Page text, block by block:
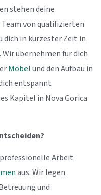
stehen deine
von qualifizierten
dich in kürzester Zeit in
übernehmen für dich
Möbelund den Aufbau in
entspannt
Kapitel in Nova Gorica
Arbeit
aus. Wir legen
und